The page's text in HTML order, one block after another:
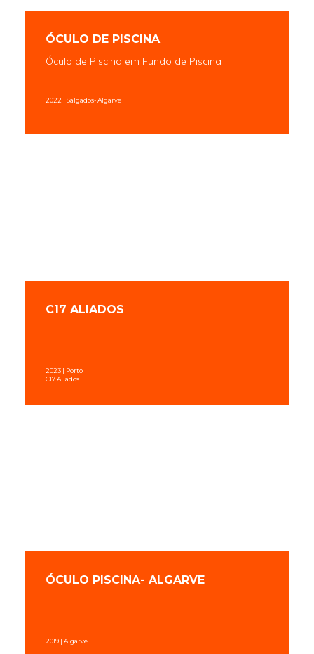
ÓCULO DE PISCINA
Óculo de Piscina em Fundo de Piscina
2022 | Salgados- Algarve
C17 ALIADOS
2023 | Porto
C17 Aliados
ÓCULO PISCINA- ALGARVE
2019 | Algarve